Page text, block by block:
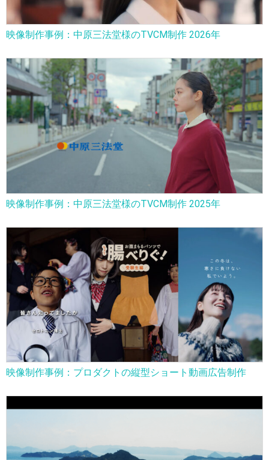
映像制作事例：中原三法堂様のTVCM制作 2026年
映像制作事例：中原三法堂様のTVCM制作 2025年
映像制作事例：プロダクトの縦型ショート動画広告制作